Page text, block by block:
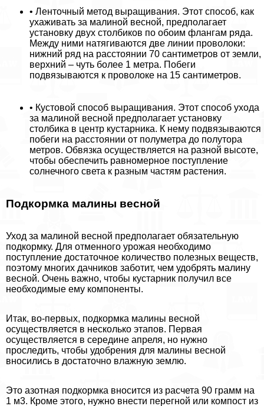
• Ленточный метод выращивания. Этот способ, как
ухаживать за малиной весной, предполагает
установку двух столбиков по обоим флангам ряда.
Между ними натягиваются две линии проволоки:
нижний ряд на расстоянии 70 сантиметров от земли,
верхний – чуть более 1 метра. Побеги
подвязываются к проволоке на 15 сантиметров.
• Кустовой способ выращивания. Этот способ ухода
за малиной весной предполагает установку
столбика в центр кустарника. К нему подвязываются
побеги на расстоянии от полуметра до полутора
метров. Обвязка осуществляется на разной высоте,
чтобы обеспечить равномерное поступление
солнечного света к разным частям растения.
Подкормка малины весной
Уход за малиной весной предполагает обязательную
подкормку. Для отменного урожая необходимо
поступление достаточное количество полезных веществ,
поэтому многих дачников заботит, чем удобрять малину
весной. Очень важно, чтобы кустарник получил все
необходимые ему компоненты.
Итак, во-первых, подкормка малины весной
осуществляется в несколько этапов. Первая
осуществляется в середине апреля, но нужно
проследить, чтобы удобрения для малины весной
вносились в достаточно влажную землю.
Это азотная подкормка вносится из расчета 90 грамм на
1 м3. Кроме этого, нужно внести перегной или компост из